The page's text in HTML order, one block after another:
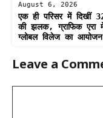
August 6, 2026
एक ही परिसर में दिखीं
की झलक, ग्राफिक एरा
ग्लोबल विलेज का आयोजन
Leave a